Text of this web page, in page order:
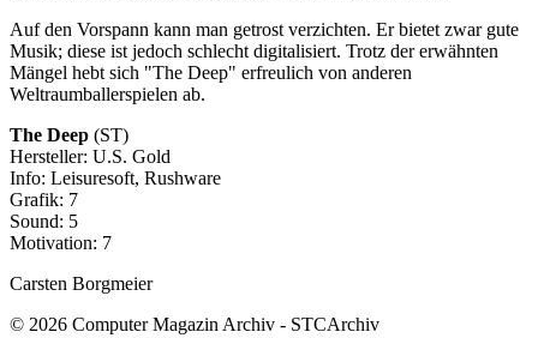
Auf den Vorspann kann man getrost verzichten. Er bietet zwar gute
Musik; diese ist jedoch schlecht digitalisiert. Trotz der erwähnten
Mängel hebt sich "The Deep" erfreulich von anderen
Weltraumballerspielen ab.
The Deep (ST)
Hersteller: U.S. Gold
Info: Leisuresoft, Rushware
Grafik: 7
Sound: 5
Motivation: 7
Carsten Borgmeier
© 2026 Computer Magazin Archiv - STCArchiv